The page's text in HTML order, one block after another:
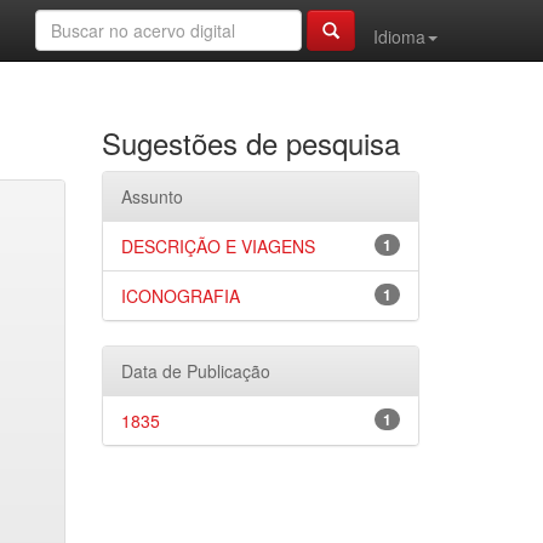
Idioma
Sugestões de pesquisa
Assunto
1
DESCRIÇÃO E VIAGENS
1
ICONOGRAFIA
Data de Publicação
1
1835